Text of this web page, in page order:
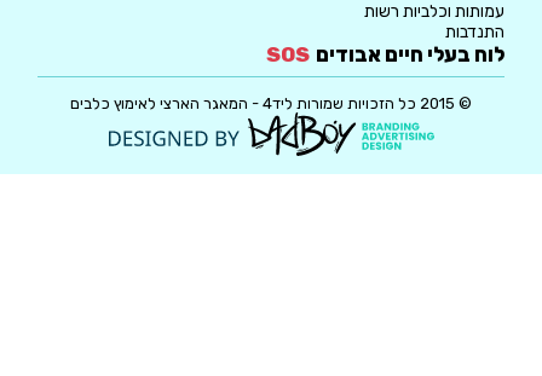
עמותות וכלביות רשות
התנדבות
לוח בעלי חיים אבודים SOS
© 2015 כל הזכויות שמורות ליד4 - המאגר הארצי לאימוץ כלבים